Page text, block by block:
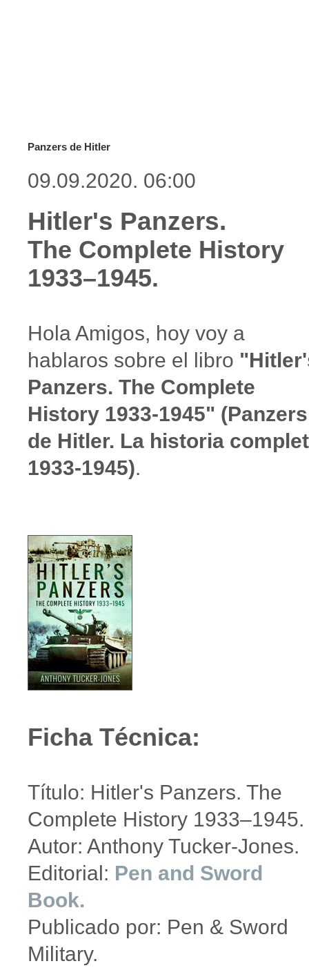
Panzers de Hitler
09.09.2020. 06:00
Hitler's Panzers.
The Complete History
1933–1945.
Hola Amigos, hoy voy a
hablaros sobre el libro
Panzers. The Complete
History 1933-1945" (Panzers
de Hitler. La historia
1933-1945).
Ficha Técnica:
Título: Hitler's Panzers. The
Complete History 1933–1945.
Autor: Anthony Tucker-Jones.
Editorial: Pen and Sword
Book.
Publicado por: Pen & Sword
Military.